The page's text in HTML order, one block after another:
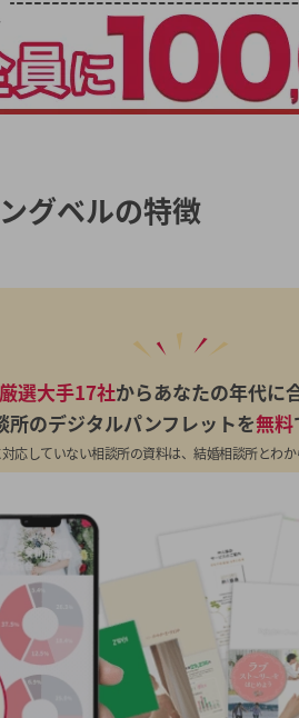
グベルの特徴
厳選大手17社からあなたの年代に
所のデジタルパンフレットを無料
応していない相談所の資料は、結婚相談所とわ